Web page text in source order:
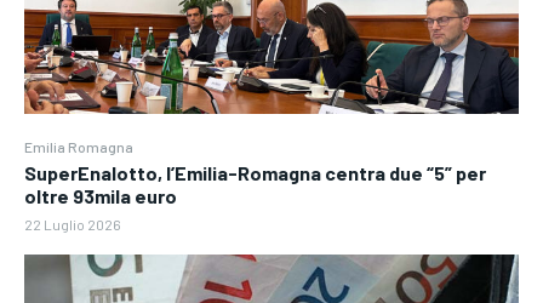
Emilia Romagna
SuperEnalotto, l’Emilia-Romagna centra due “5” per
oltre 93mila euro
22 Luglio 2026